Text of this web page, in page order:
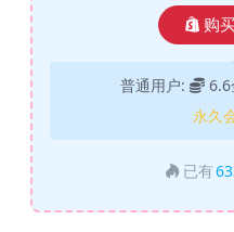
购
普通用户: 6.6
永久
已有